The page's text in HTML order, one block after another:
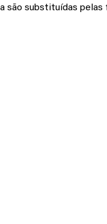
são substituídas pelas